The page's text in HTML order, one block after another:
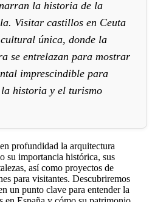
la historia de la
Visitar castillos en Ceuta
única, donde la
se entrelazan para mostrar
imprescindible para
historia y el turismo
profundidad la arquitectura
su importancia histórica, sus
así como proyectos de
para visitantes. Descubriremos
un punto clave para entender la